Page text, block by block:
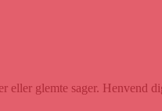
eller glemte sager. Henvend